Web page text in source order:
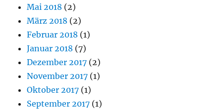
Mai 2018 (2)
März 2018 (2)
Februar 2018 (1)
Januar 2018 (7)
Dezember 2017 (2)
November 2017 (1)
Oktober 2017 (1)
September 2017 (1)